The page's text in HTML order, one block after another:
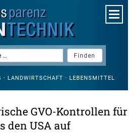
· LANDWIRTSCHAFT · LEBENSMITTEL
GVO-Kontrollen für
den USA auf